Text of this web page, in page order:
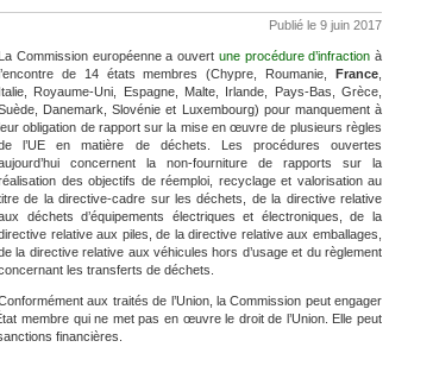
Publié le 9 juin 2017
La Commission européenne a ouvert une procédure d’infraction à
de 14 états membres (Chypre, Roumanie, France
Italie, Royaume-Uni, Espagne, Malte, Irlande, Pays-Bas, Grèce,
Danemark, Slovénie et Luxembourg) pour manquement à
obligation de rapport sur la mise en œuvre de plusieurs règles
l’UE en matière de déchets. Les procédures ouvertes
concernent la non-fourniture de rapports sur la
des objectifs de réemploi, recyclage et valorisation au
de la directive-cadre sur les déchets, de la directive relative
déchets d’équipements électriques et électroniques, de la
relative aux piles, de la directive relative aux emballages,
la directive relative aux véhicules hors d’usage et du règlement
les transferts de déchets.
aux traités de l’Union, la Commission peut engager
membre qui ne met pas en œuvre le droit de l’Union. Elle peut
financières.